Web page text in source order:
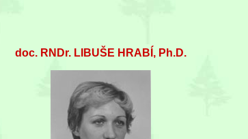
doc. RNDr. LIBUŠE HRABÍ, Ph.D.